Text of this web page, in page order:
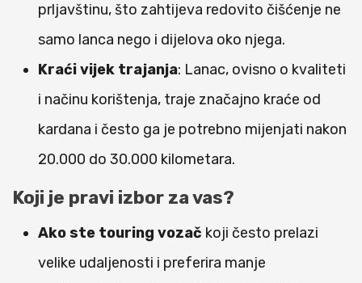
prljavštinu, što zahtijeva redovito čišćenje ne
samo lanca nego i dijelova oko njega.
Kraći vijek trajanja: Lanac, ovisno o kvaliteti
i načinu korištenja, traje značajno kraće od
kardana i često ga je potrebno mijenjati nakon
20.000 do 30.000 kilometara.
Koji je pravi izbor za vas?
Ako ste touring vozač koji često prelazi
velike udaljenosti i preferira manje